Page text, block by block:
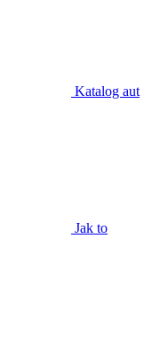
Katalog aut
Jak to